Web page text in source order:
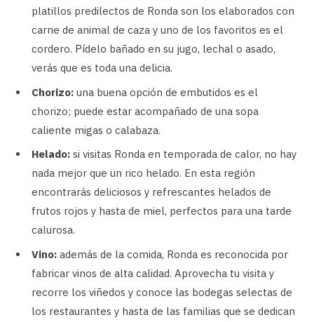
platillos predilectos de Ronda son los elaborados con
carne de animal de caza y uno de los favoritos es el
cordero. Pídelo bañado en su jugo, lechal o asado,
verás que es toda una delicia.
Chorizo: una buena opción de embutidos es el
chorizo; puede estar acompañado de una sopa
caliente migas o calabaza.
Helado: si visitas Ronda en temporada de calor, no hay
nada mejor que un rico helado. En esta región
encontrarás deliciosos y refrescantes helados de
frutos rojos y hasta de miel, perfectos para una tarde
calurosa.
Vino: además de la comida, Ronda es reconocida por
fabricar vinos de alta calidad. Aprovecha tu visita y
recorre los viñedos y conoce las bodegas selectas de
los restaurantes y hasta de las familias que se dedican